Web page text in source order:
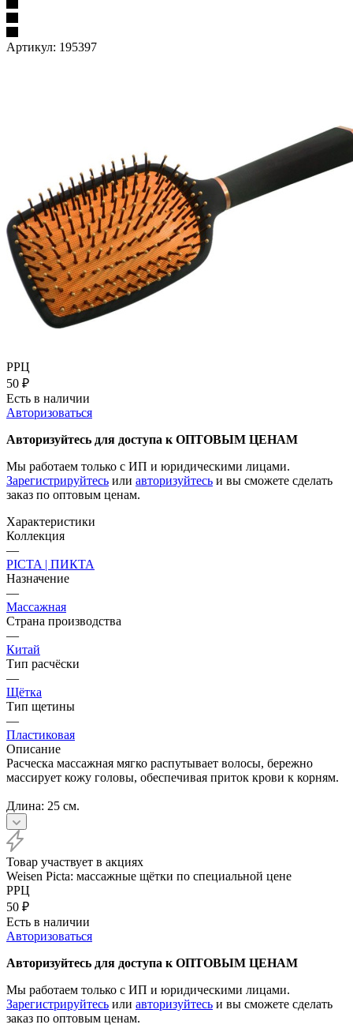
Артикул: 195397
РРЦ
50 ₽
Есть в наличии
Авторизоваться
Авторизуйтесь для доступа к ОПТОВЫМ ЦЕНАМ
Мы работаем только с ИП и юридическими лицами.
Зарегистрируйтесь или авторизуйтесь и вы сможете сделать
заказ по оптовым ценам.
Характеристики
Коллекция
—
PICTA | ПИКТА
Назначение
—
Массажная
Страна производства
—
Китай
Тип расчёски
—
Щётка
Тип щетины
—
Пластиковая
Описание
Расческа массажная мягко распутывает волосы, бережно
массирует кожу головы, обеспечивая приток крови к корням.
Длина: 25 см.
Товар участвует в акциях
Weisen Picta: массажные щётки по специальной цене
РРЦ
50 ₽
Есть в наличии
Авторизоваться
Авторизуйтесь для доступа к ОПТОВЫМ ЦЕНАМ
Мы работаем только с ИП и юридическими лицами.
Зарегистрируйтесь или авторизуйтесь и вы сможете сделать
заказ по оптовым ценам.